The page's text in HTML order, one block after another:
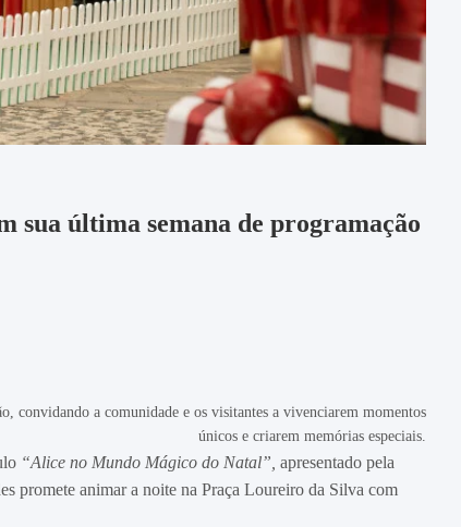
sua última semana de programação
convidando a comunidade e os visitantes a vivenciarem momentos
únicos e criarem memórias especiais.
“Alice no Mundo Mágico do Natal” apresentado pela
promete animar a noite na Praça Loureiro da Silva com